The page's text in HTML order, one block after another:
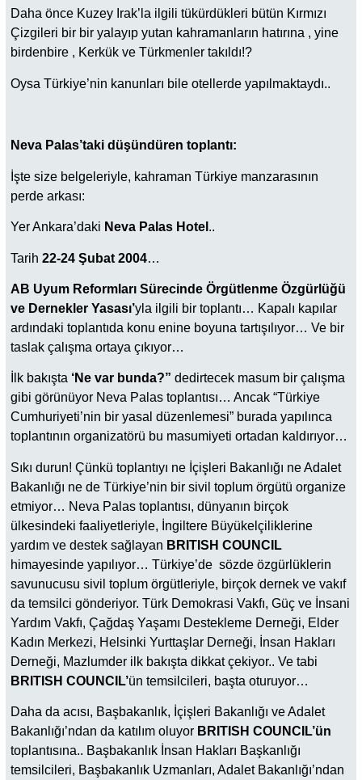
Daha önce Kuzey Irak’la ilgili tükürdükleri bütün Kırmızı
Çizgileri bir bir yalayıp yutan kahramanların hatırına , yine
birdenbire , Kerkük ve Türkmenler takıldı!?
Oysa Türkiye’nin kanunları bile otellerde yapılmaktaydı..
Neva Palas’taki düşündüren toplantı:
İşte size belgeleriyle, kahraman Türkiye manzarasının
perde arkası:
Yer Ankara’daki Neva Palas Hotel ..
Tarih 22-24 Şubat 2004…
AB Uyum Reformları Sürecinde Örgütlenme Özgürlüğü
ve Dernekler Yasası’yla ilgili bir toplantı… Kapalı kapılar
ardındaki toplantıda konu enine boyuna tartışılıyor… Ve bir
taslak çalışma ortaya çıkıyor…
İlk bakışta ‘Ne var bunda?” dedirtecek masum bir çalışma
gibi görünüyor Neva Palas toplantısı… Ancak “Türkiye
Cumhuriyeti’nin bir yasal düzenlemesi” burada yapılınca
toplantının organizatörü bu masumiyeti ortadan kaldırıyor…
Sıkı durun! Çünkü toplantıyı ne İçişleri Bakanlığı ne Adalet
Bakanlığı ne de Türkiye’nin bir sivil toplum örgütü organize
etmiyor… Neva Palas toplantısı, dünyanın birçok
ülkesindeki faaliyetleriyle, İngiltere Büyükelçiliklerine
yardım ve destek sağlayan BRITISH COUNCIL
himayesinde yapılıyor… Türkiye’de sözde özgürlüklerin
savunucusu sivil toplum örgütleriyle, birçok dernek ve vakıf
da temsilci gönderiyor. Türk Demokrasi Vakfı, Güç ve İnsani
Yardım Vakfı, Çağdaş Yaşamı Destekleme Derneği, Elder
Kadın Merkezi, Helsinki Yurttaşlar Derneği, İnsan Hakları
Derneği, Mazlumder ilk bakışta dikkat çekiyor.. Ve tabi
BRITISH COUNCIL’ün temsilcileri, başta oturuyor…
Daha da acısı, Başbakanlık, İçişleri Bakanlığı ve Adalet
Bakanlığı’ndan da katılım oluyor BRITISH COUNCIL’ün
toplantısına.. Başbakanlık İnsan Hakları Başkanlığı
temsilcileri, Başbakanlık Uzmanları, Adalet Bakanlığı’ndan